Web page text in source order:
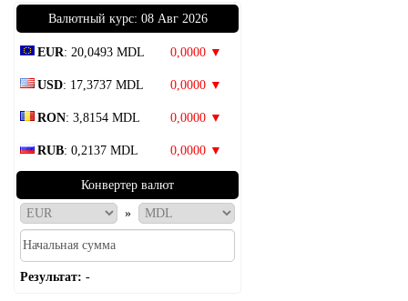
Bалютный курс: 08 Авг 2026
EUR: 20,0493 MDL 0,0000 ▼
USD: 17,3737 MDL 0,0000 ▼
RON: 3,8154 MDL 0,0000 ▼
RUB: 0,2137 MDL 0,0000 ▼
Конвертер валют
»
Результат: -